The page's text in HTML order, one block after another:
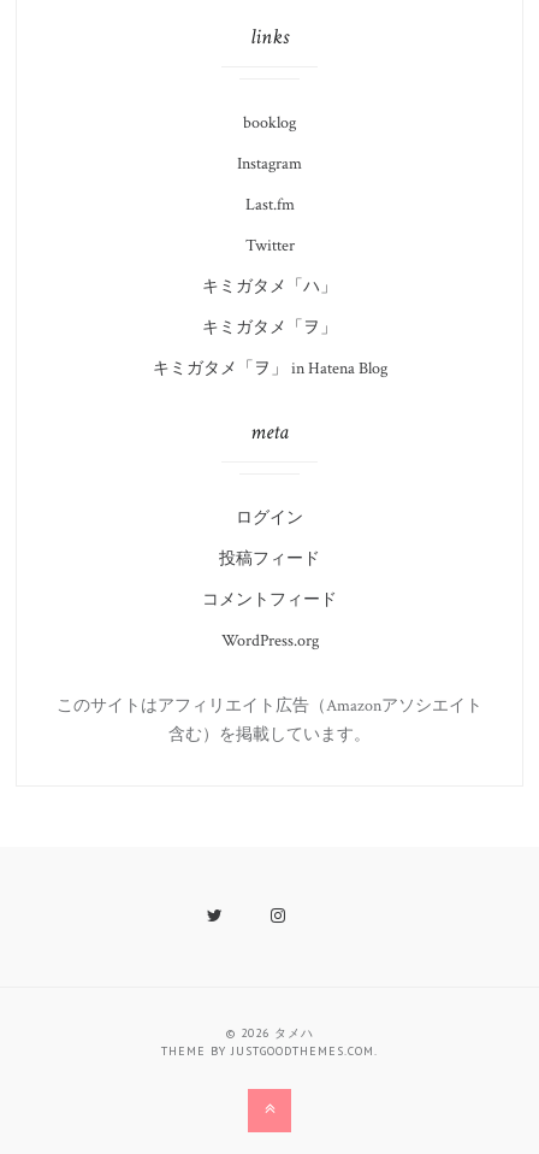
links
booklog
Instagram
Last.fm
Twitter
キミガタメ「ハ」
キミガタメ「ヲ」
キミガタメ「ヲ」 in Hatena Blog
meta
ログイン
投稿フィード
コメントフィード
WordPress.org
このサイトはアフィリエイト広告（Amazonアソシエイト
含む）を掲載しています。
Twitter Instagram
Back
© 2026 タメハ
THEME BYJUSTGOODTHEMES.COM.